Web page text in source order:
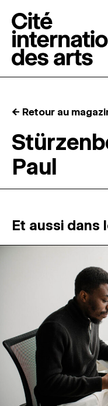
RÉSIDENCES
ESPACES DE
Recherche
Connexion
↓
← Retour au
Paul
Et aussi dans